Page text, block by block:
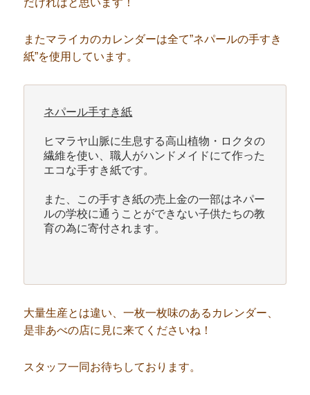
だければと思います！
またマライカのカレンダーは全て”ネパールの手すき
紙”を使用しています。
ヒマラヤ山脈に生息する高山植物・ロクタの
繊維を使い、職人がハンドメイドにて作った
エコな手すき紙です。
また、この手すき紙の売上金の一部はネパー
ルの学校に通うことができない子供たちの教
育の為に寄付されます。
大量生産とは違い、一枚一枚味のあるカレンダー、
是非あべの店に見に来てくださいね！
スタッフ一同お待ちしております。